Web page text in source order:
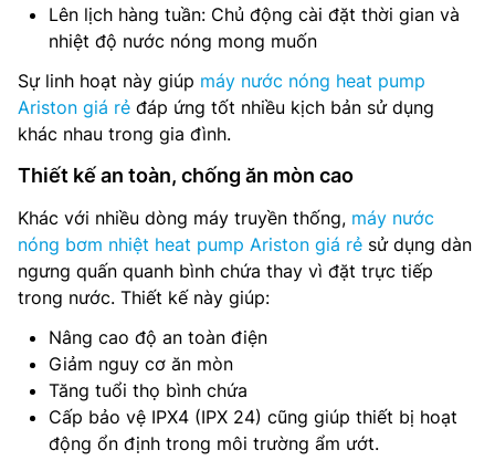
Lên lịch hàng tuần: Chủ động cài đặt thời gian và
nhiệt độ nước nóng mong muốn
Sự linh hoạt này giúp máy nước nóng heat pump
Ariston giá rẻ đáp ứng tốt nhiều kịch bản sử dụng
khác nhau trong gia đình.
Thiết kế an toàn, chống ăn mòn cao
Khác với nhiều dòng máy truyền thống, máy nước
nóng bơm nhiệt heat pump Ariston giá rẻ sử dụng dàn
ngưng quấn quanh bình chứa thay vì đặt trực tiếp
trong nước. Thiết kế này giúp:
Nâng cao độ an toàn điện
Giảm nguy cơ ăn mòn
Tăng tuổi thọ bình chứa
Cấp bảo vệ IPX4 (IPX 24) cũng giúp thiết bị hoạt
động ổn định trong môi trường ẩm ướt.